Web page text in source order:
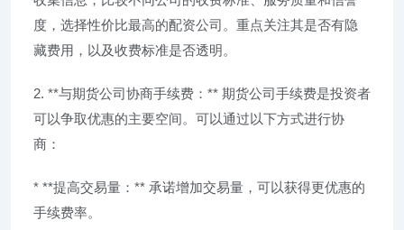
度，选择性价比最高的配资公司。重点关注其是否有隐
藏费用，以及收费标准是否透明。
2. **与期货公司协商手续费：** 期货公司手续费是投资者
可以争取优惠的主要空间。可以通过以下方式进行协
商：
* **提高交易量：** 承诺增加交易量，可以获得更优惠的
手续费率。